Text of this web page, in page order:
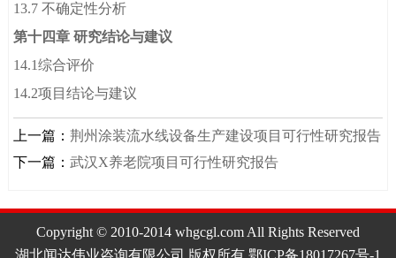
13.7 不确定性分析
第十四章 研究结论与建议
14.1综合评价
14.2项目结论与建议
上一篇：荆州涂装流水线设备生产建设项目可行性研究报告
下一篇：武汉X养老院项目可行性研究报告
Copyright © 2010-2014 whgcgl.com All Rights Reserved
湖北闻达伟业咨询有限公司 版权所有 鄂ICP备18017267号-1